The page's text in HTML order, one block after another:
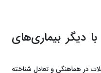
دیگر بیماری‌های
در هماهنگی و تعادل شناخته